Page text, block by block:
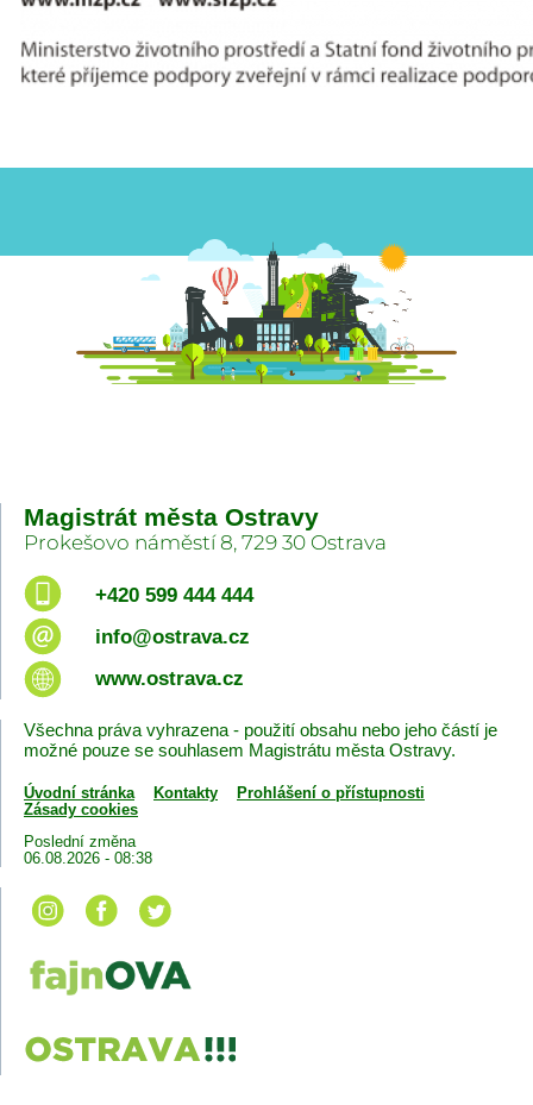
Magistrát města Ostravy
Prokešovo náměstí 8, 729 30 Ostrava
+420 599 444 444
info@ostrava.cz
www.ostrava.cz
Všechna práva vyhrazena - použití obsahu nebo jeho částí je
možné pouze se souhlasem Magistrátu města Ostravy.
Úvodní stránka Kontakty
Prohlášení o přístupnosti
Zásady cookies
Poslední změna
06.08.2026 - 08:38